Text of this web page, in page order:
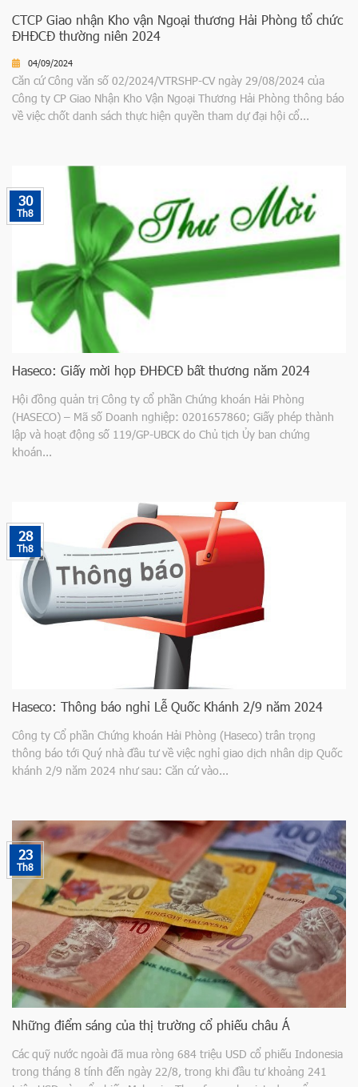
CTCP Giao nhận Kho vận Ngoại thương Hải Phòng tổ chức
ĐHĐCĐ thường niên 2024
04/09/2024
Căn cứ Công văn số 02/2024/VTRSHP-CV ngày 29/08/2024 của
Công ty CP Giao Nhận Kho Vận Ngoại Thương Hải Phòng thông báo
về việc chốt danh sách thực hiện quyền tham dự đại hội cổ...
Haseco: Giấy mời họp ĐHĐCĐ bất thương năm 2024
Hội đồng quản trị Công ty cổ phần Chứng khoán Hải Phòng
(HASECO) – Mã số Doanh nghiệp: 0201657860; Giấy phép thành
lập và hoạt động số 119/GP-UBCK do Chủ tịch Ủy ban chứng
khoán...
30
Th8
Haseco: Thông báo nghỉ Lễ Quốc Khánh 2/9 năm 2024
Công ty Cổ phần Chứng khoán Hải Phòng (Haseco) trân trọng
thông báo tới Quý nhà đầu tư về việc nghỉ giao dịch nhân dịp Quốc
khánh 2/9 năm 2024 như sau: Căn cứ vào...
28
Th8
Những điểm sáng của thị trường cổ phiếu châu Á
Các quỹ nước ngoài đã mua ròng 684 triệu USD cổ phiếu Indonesia
trong tháng 8 tính đến ngày 22/8, trong khi đầu tư khoảng 241
23
Th8